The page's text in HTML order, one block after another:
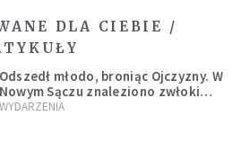
DLA CIEBIE /
Odszedł młodo, broniąc Ojczyzny. W
Nowym Sączu znaleziono zwłoki
mężczyzny z czasów potopu
WYDARZENIA